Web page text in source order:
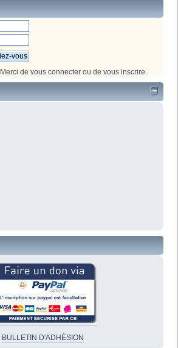
. Merci de vous connecter ou de vous inscrire
BULLETIN D'ADHÉSION